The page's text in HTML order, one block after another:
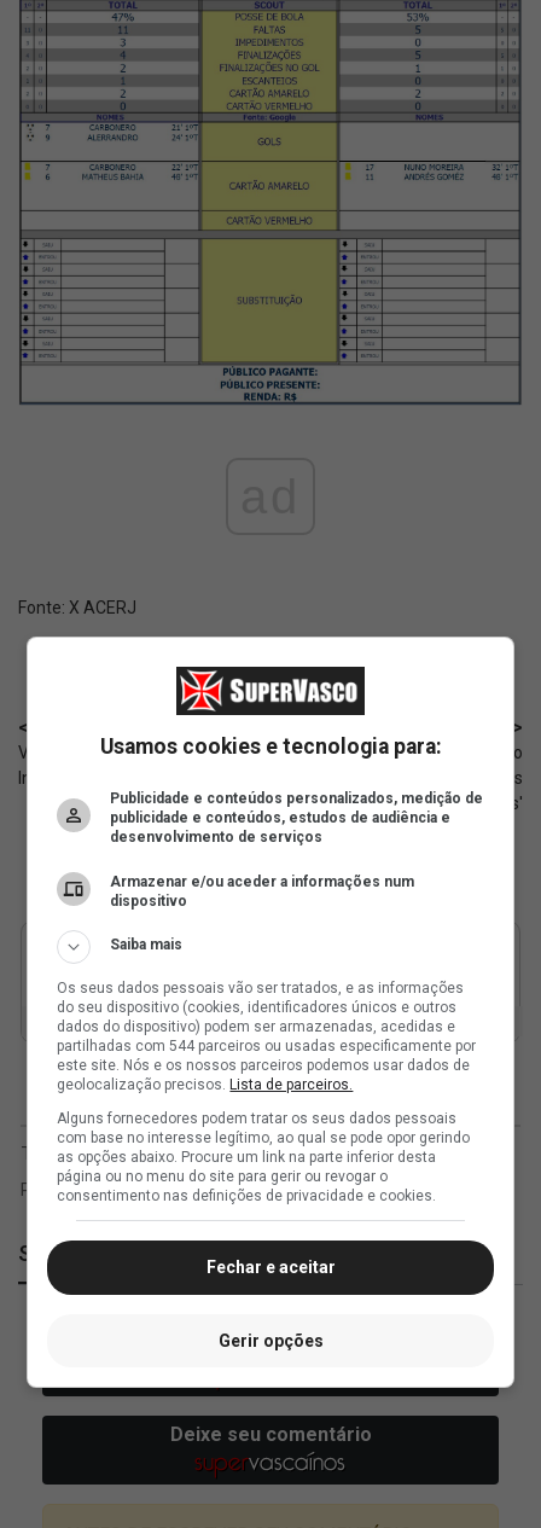
Fonte: X ACERJ
< Anterior
Vasco vai perdendo para o
Internacional no Beira-Rio
Próximo >
'Poucas vezes vi um zagueiro
ser tão dominado nas
antecipações'
SuperVasco
Usamos cookies e tecnologia para:
Publicidade e conteúdos personalizados, medição de
publicidade e conteúdos, estudos de audiência e
desenvolvimento de serviços
Armazenar e/ou aceder a informações num
dispositivo
Saiba mais
Os seus dados pessoais vão ser tratados, e as informações
do seu dispositivo (cookies, identificadores únicos e outros
dados do dispositivo) podem ser armazenadas, acedidas e
partilhadas com 544 parceiros ou usadas especificamente por
este site. Nós e os nossos parceiros podemos usar dados de
geolocalização precisos. Lista de parceiros.
Alguns fornecedores podem tratar os seus dados pessoais
com base no interesse legítimo, ao qual se pode opor gerindo
as opções abaixo. Procure um link na parte inferior desta
página ou no menu do site para gerir ou revogar o
consentimento nas definições de privacidade e cookies.
Fechar e aceitar
Gerir opções